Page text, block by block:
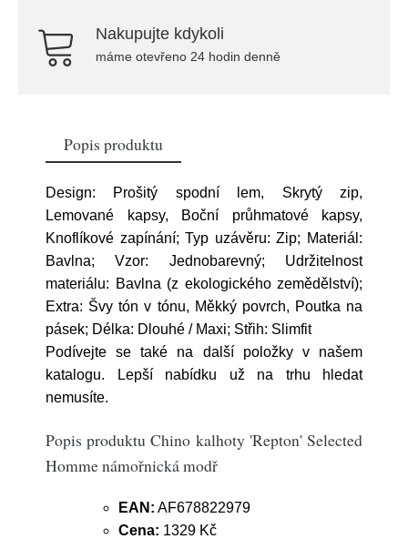
Nakupujte kdykoli
máme otevřeno 24 hodin denně
Popis produktu
Design: Prošitý spodní lem, Skrytý zip,
Lemované kapsy, Boční průhmatové kapsy,
Knoflíkové zapínání; Typ uzávěru: Zip; Materiál:
Bavlna; Vzor: Jednobarevný; Udržitelnost
materiálu: Bavlna (z ekologického zemědělství);
Extra: Švy tón v tónu, Měkký povrch, Poutka na
pásek; Délka: Dlouhé / Maxi; Střih: Slimfit
Podívejte se také na další položky v našem
katalogu. Lepší nabídku už na trhu hledat
nemusíte.
Popis produktu Chino kalhoty 'Repton' Selected
Homme námořnická modř
EAN: AF678822979
Cena: 1329 Kč